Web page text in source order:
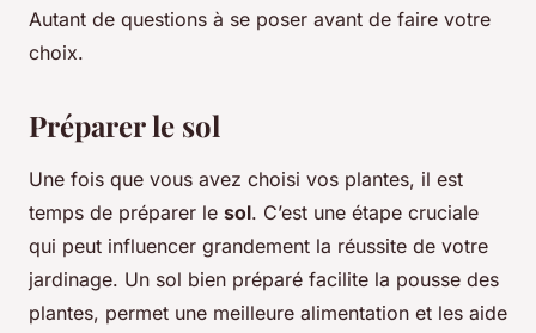
Autant de questions à se poser avant de faire votre
choix.
Préparer le sol
Une fois que vous avez choisi vos plantes, il est
temps de préparer le sol. C’est une étape cruciale
qui peut influencer grandement la réussite de votre
jardinage. Un sol bien préparé facilite la pousse des
plantes, permet une meilleure alimentation et les aide